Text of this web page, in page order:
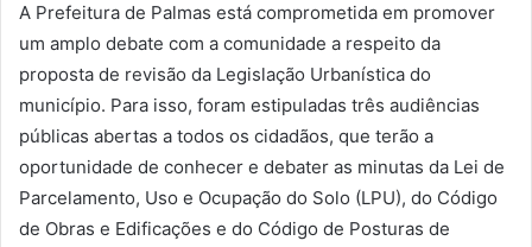
A Prefeitura de Palmas está comprometida em promover
um amplo debate com a comunidade a respeito da
proposta de revisão da Legislação Urbanística do
município. Para isso, foram estipuladas três audiências
públicas abertas a todos os cidadãos, que terão a
oportunidade de conhecer e debater as minutas da Lei de
Parcelamento, Uso e Ocupação do Solo (LPU), do Código
de Obras e Edificações e do Código de Posturas de